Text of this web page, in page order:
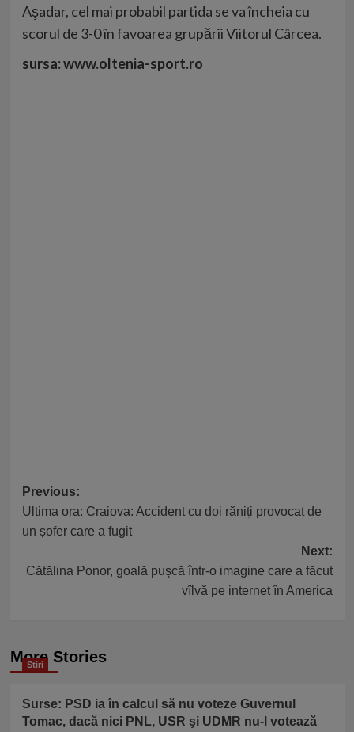
Aşadar, cel mai probabil partida se va încheia cu
scorul de 3-0 în favoarea grupării Viitorul Cârcea.
sursa: www.oltenia-sport.ro
Post
navigation
Previous:
Ultima ora: Craiova: Accident cu doi răniți provocat de
un șofer care a fugit
Next:
Cătălina Ponor, goală puşcă într-o imagine care a făcut
vîlvă pe internet în America
More Stories
Stiri
Surse: PSD ia în calcul să nu voteze Guvernul
Tomac, dacă nici PNL, USR şi UDMR nu-l votează